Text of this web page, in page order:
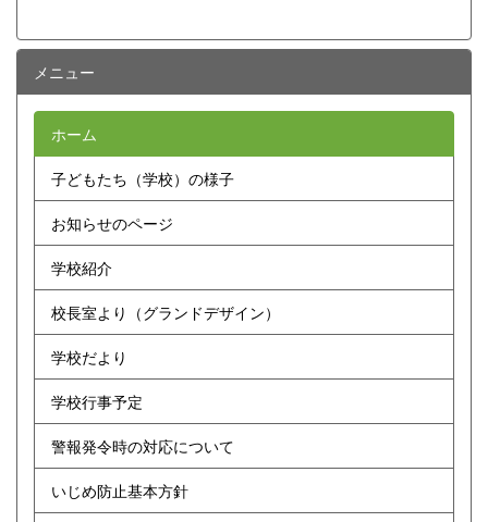
メニュー
ホーム
子どもたち（学校）の様子
お知らせのページ
学校紹介
校長室より（グランドデザイン）
学校だより
学校行事予定
警報発令時の対応について
いじめ防止基本方針